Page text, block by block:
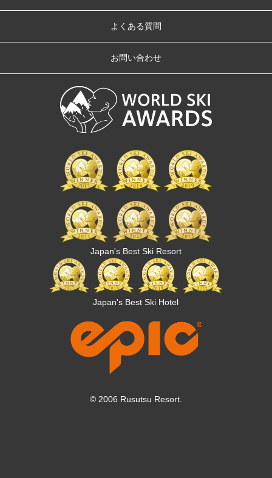
Japan's Best Ski Resort
Japan's Best Ski Hotel
よくある質問
お問い合わせ
© 2006 Rusutsu Resort.